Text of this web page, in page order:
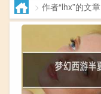
> 作者“lhx”的文章